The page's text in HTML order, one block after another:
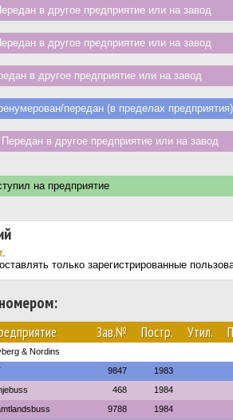
в другое предприятие или на завод
в другое предприятие или на завод
в другое предприятие или на завод
передан (в пределах предприятия)
в другое предприятие или на завод
на предприятие
.
только зарегистрированные
Зав.№ Постр. Утил.
& Nordins
9847 1983
468 1984
9788 1984